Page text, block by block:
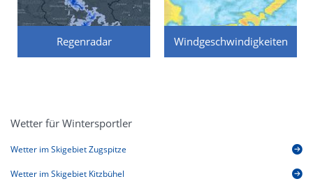
Regenradar Windgeschwindigkeiten
Wetter für Wintersportler
Wetter im Skigebiet Zugspitze
Wetter im Skigebiet Kitzbühel